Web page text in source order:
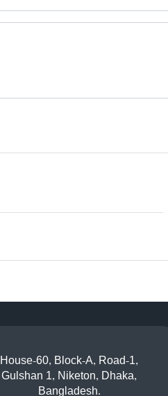
House-60, Block-A, Road-1,
Gulshan 1, Niketon, Dhaka,
Bangladesh.